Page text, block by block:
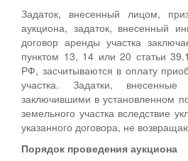
Задаток, внесенный лицом,
аукциона, задаток, внесенный
договор аренды участка
пунктом 13, 14 или 20 статьи
РФ, засчитываются в оплату
участка. Задатки,
заключившими в установленном
земельного участка вследствие
указанного договора, не
Порядок проведения аукциона